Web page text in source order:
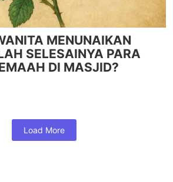
MENUNAIKAN
SELESAINYA PARA
DI MASJID?
Load More